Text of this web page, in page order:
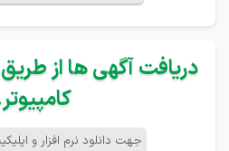
دریافت آگهی ها از طریق
جهت دانلود نرم افزار و